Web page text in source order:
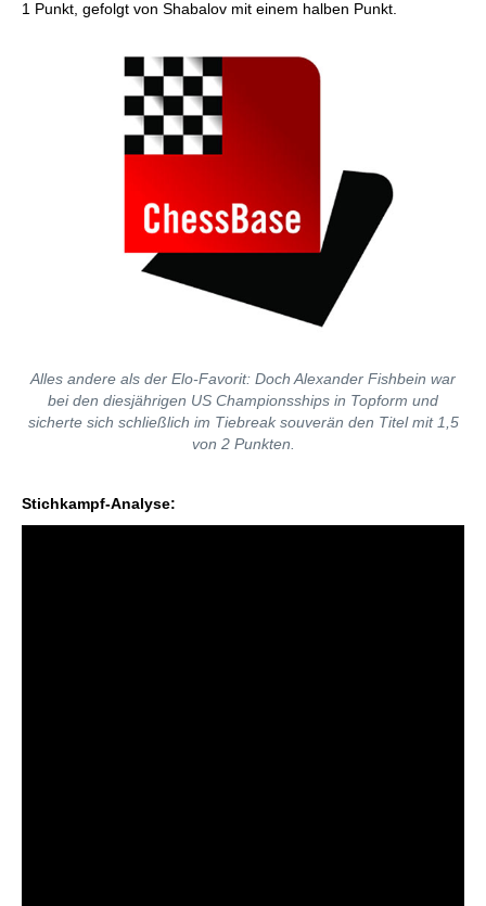
1 Punkt, gefolgt von Shabalov mit einem halben Punkt.
Alles andere als der Elo-Favorit: Doch Alexander Fishbein war
bei den diesjährigen US Championsships in Topform und
sicherte sich schließlich im Tiebreak souverän den Titel mit 1,5
von 2 Punkten.
Stichkampf-Analyse: